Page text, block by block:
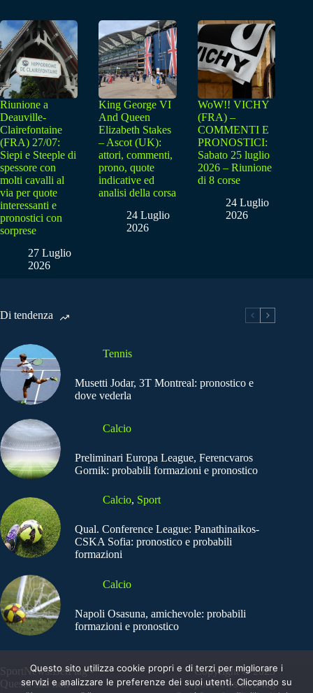
Riunione a
Deauville-
Clairefontaine
(FRA) 27/07:
Siepi e Steeple di
spessore con
molti cavalli al
via per quote
interessanti e
pronostici con
sorprese
27 Luglio
2026
King George VI
And Queen
Elizabeth Stakes
– Ascot (UK):
attori, commenti,
prono, quote
indicative ed
analisi della corsa
24 Luglio
2026
WoW!! VICHY
(FRA) –
COMMENTI E
PRONOSTICI:
Sabato 25 luglio
2026 – Riunione
di 8 corse
24 Luglio
2026
Di tendenza
Tennis
Musetti Jodar, 3T Montreal: pronostico e
dove vederla
Calcio
Preliminari Europa League, Ferencvaros
Gornik: probabili formazioni e pronostico
Calcio, Sport
Qual. Conference League: Panathinaikos-
CSKA Sofia: pronostico e probabili
formazioni
Calcio
Napoli Osasuna, amichevole: probabili
formazioni e pronostico
SportNews.BetFlag -
Questo sito non
Copyright © 2025
SportNews BetFlag
Questo sito utilizza cookie propri e di terzi per migliorare i
servizi e analizzare le preferenze dei suoi utenti. Cliccando su